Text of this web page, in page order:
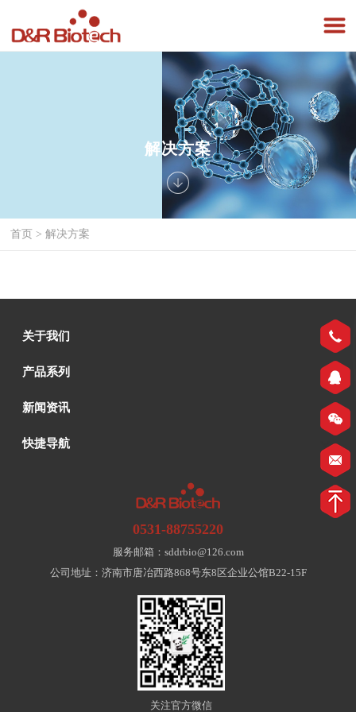
解决方案
首页 >解决方案
关于我们
产品系列
新闻资讯
快捷导航
0531-88755220
服务邮箱：sddrbio@126.com
公司地址：济南市唐冶西路868号东8区企业公馆B22-15F
关注官方微信